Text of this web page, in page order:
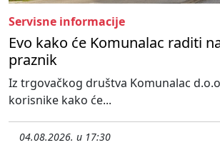
Servisne informacije
Evo kako će Komunalac raditi
praznik
Iz trgovačkog društva Komunalac
korisnike kako će...
04.08.2026. u 17:30